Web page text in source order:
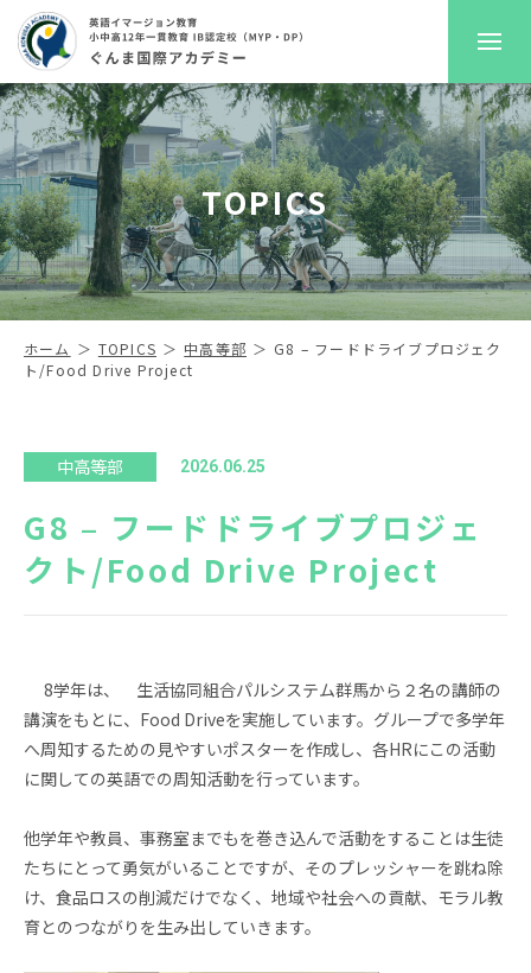
GKAについて
プレスクール
初等部
中高等部
進路サポート
News Topics
保護者専用ページ
卒業生・転出された方
へ
情報公開 アクセス
TOPICS
ホーム TOPICS 中高等部
G8 – フードドライブプロジェク
ト/Food Drive Project
2026.06.25
中高等部
G8 – フードドライブプロジェ
クト/Food Drive Project
8学年は、 生活協同組合パルシステム群馬から２名の講師の
講演をもとに、 Food Driveを実施しています。グループで多学年
へ周知するための 見やすいポスターを作成し、 各HRにこの活動
に関しての英語での周知活動を行っています。
他学年や教員、 事務室までもを巻き込んで活動をすることは生徒
たちにとって勇気がいることですが、そのプレッシャーを跳ね除
け、食品ロスの削減だけでなく、地域や社会への貢献、 モラル教
育とのつながりを生み出していきます。